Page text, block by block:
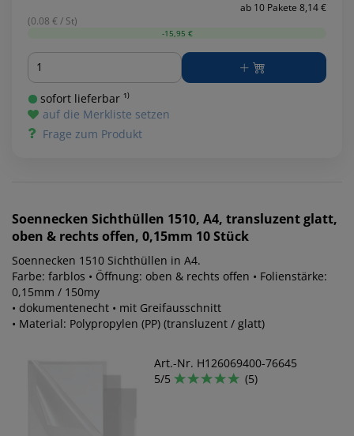
ab 10 Pakete 8,14 €
(0.08 € / St)
-15,95 €
Menge
sofort lieferbar ¹⁾
auf die Merkliste setzen
Frage zum Produkt
Soennecken Sichthüllen 1510, A4, transluzent glatt,
oben & rechts offen, 0,15mm 10 Stück
Soennecken 1510 Sichthüllen in A4.
Farbe: farblos • Öffnung: oben & rechts offen • Folienstärke:
0,15mm / 150my
• dokumentenecht • mit Greifausschnitt
• Material: Polypropylen (PP) (transluzent / glatt)
Art.-Nr. H126069400-76645
5/5
(5)